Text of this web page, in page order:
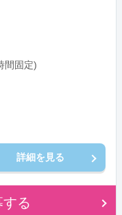
間固定)
詳細を見る
る